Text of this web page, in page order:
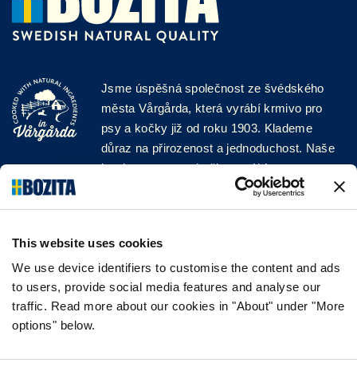
This website uses cookies
We use device identifiers to customise the content and ads
to users, provide social media features and analyse our
traffic. Read more about our cookies in "About" under "More
options" below.
Jsme úspěšná společnost ze švédského
města Vårgårda, která vyrábí krmivo pro
psy a kočky již od roku 1903. Klademe
důraz na přirozenost a jednoduchost. Naše
krmiva pro psy a kočky vyrábíme z vysoce
kvalitních surovin a bez jakýchkoli přísad!
SÍTÍCH
INFORMACE